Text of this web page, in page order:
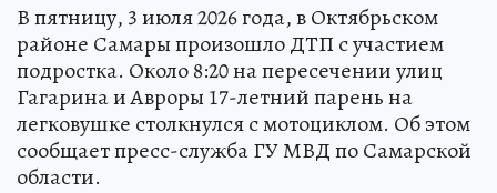
В пятницу, 3 июля 2026 года, в Октябрьском
районе Самары произошло ДТП с участием
подростка. Около 8:20 на пересечении улиц
Гагарина и Авроры 17-летний парень на
легковушке столкнулся с мотоциклом. Об этом
сообщает пресс-служба ГУ МВД по Самарской
области.